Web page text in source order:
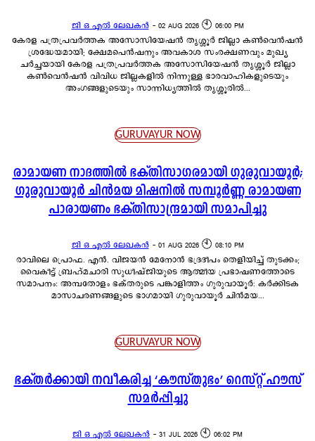
ജി ഒ എൽ ലേഖകൻ - 02 AUG 2026 🕙 06:00 PM
കേരള പത്രപ്രവർത്തക അസോസിയേഷൻ തൃശ്ശൂർ ജില്ലാ കൺവെൻഷൻ
ശ്രദ്ധേയമായി; ക്ഷേമപെൻഷനും അവകാശ സംരക്ഷണവും മുഖ്യ
ചർച്ചയായി കേരള പത്രപ്രവർത്തക അസോസിയേഷൻ തൃശ്ശൂർ ജില്ലാ
കൺവെൻഷൻ വിവിധ ജില്ലകളിൽ നിന്നുള്ള ഭാരവാഹികളുടെയും
അംഗങ്ങളുടെയും സാന്നിധ്യത്തിൽ തൃശ്ശൂരിൽ...
GURUVAYUR NOW
രാമായണ നാദത്തിൽ ഭക്തിസാഗരമായി ഗുരുവായൂർ;
ഗുരുവായൂർ ചിൻമയ മിഷനിൽ സമ്പൂർണ്ണ രാമായണ
പാരായണം ഭക്തിസാന്ദ്രമായി സമാപിച്ചു
ജി ഒ എൽ ലേഖകൻ - 01 AUG 2026 🕙 08:10 PM
രാവിലെ പ്രൊഫ. എൻ. വിജയൻ മേനോൻ ഭദ്രദീപം തെളിയിച്ച് തുടക്കം;
വൈകീട്ട് ബ്രഹ്മചാരി സുധീഷ്ജിയുടെ ആത്മീയ പ്രഭാഷണത്തോടെ
സമാപനം: അമ്പതോളം ഭക്തരുടെ പങ്കാളിത്തം ഗുരുവായൂർ: കർക്കിടക
മാസാചരണങ്ങളുടെ ഭാഗമായി ഗുരുവായൂർ ചിൻമയ...
GURUVAYUR NOW
ഭക്തർക്കായി നവീകരിച്ച ‘കൗസ്തുഭം’ റെസ്റ്റ് ഹൗസ്
സമർപ്പിച്ചു
ജി ഒ എൽ ലേഖകൻ - 31 JUL 2026 🕙 06:02 PM